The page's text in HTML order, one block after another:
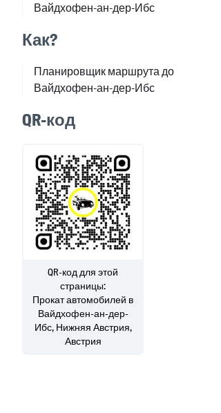
Вайдхофен-ан-дер-Ибс
Как?
Планировщик маршрута до
Вайдхофен-ан-дер-Ибс
QR-код
QR-код для этой
страницы:
Прокат автомобилей в
Вайдхофен-ан-дер-
Ибс, Нижняя Австрия,
Австрия